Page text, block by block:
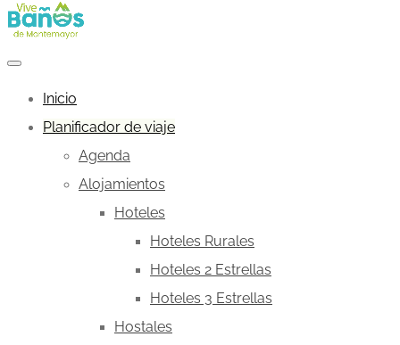
Inicio
Planificador de viaje
Agenda
Alojamientos
Hoteles
Hoteles Rurales
Hoteles 2 Estrellas
Hoteles 3 Estrellas
Hostales